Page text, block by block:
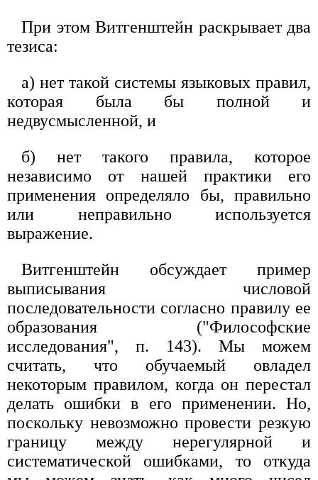
При этом Витгенштейн раскрывает два
тезиса:
а) нет такой системы языковых правил,
которая была бы полной и
недвусмысленной, и
б) нет такого правила, которое
независимо от нашей практики его
применения определяло бы, правильно
или неправильно используется
выражение.
Витгенштейн обсуждает пример
выписывания числовой
последовательности согласно правилу ее
образования ("Философские
исследования", п. 143). Мы можем
считать, что обучаемый овладел
некоторым правилом, когда он перестал
делать ошибки в его применении. Но,
поскольку невозможно провести резкую
границу между нерегулярной и
систематической ошибками, то откуда